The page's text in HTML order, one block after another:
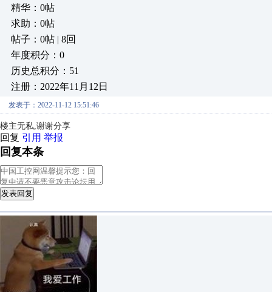
精华：0帖
求助：0帖
帖子：0帖 | 8回
年度积分：0
历史总积分：51
注册：2022年11月12日
发表于：2022-11-12 15:51:46
楼主无私,谢谢分享
回复 引用 举报
回复本条
发表回复